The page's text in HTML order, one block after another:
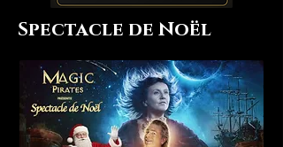
Spectacle de Noël